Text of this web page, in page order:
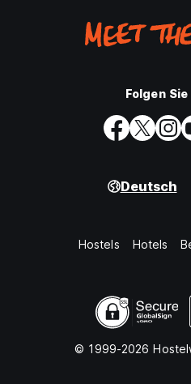
Folgen
Deutsch
Hostels Hotels
© 1999-2026